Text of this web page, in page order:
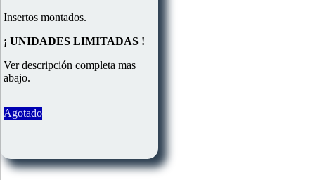
Insertos montados.
¡ UNIDADES LIMITADAS !
Ver descripción completa mas
abajo.
Agotado